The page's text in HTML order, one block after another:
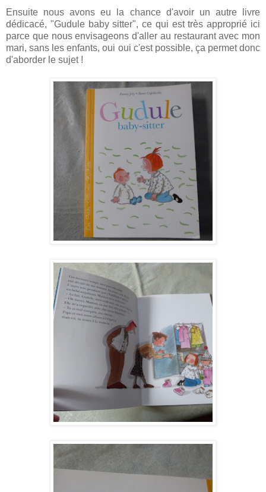
Ensuite nous avons eu la chance d'avoir un autre livre
dédicacé, "Gudule baby sitter", ce qui est très approprié ici
parce que nous envisageons d'aller au restaurant avec mon
mari, sans les enfants, oui oui c'est possible, ça permet donc
d'aborder le sujet !